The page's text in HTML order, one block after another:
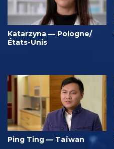
Katarzyna — Pologne/
États-Unis
Ping Ting — Taïwan